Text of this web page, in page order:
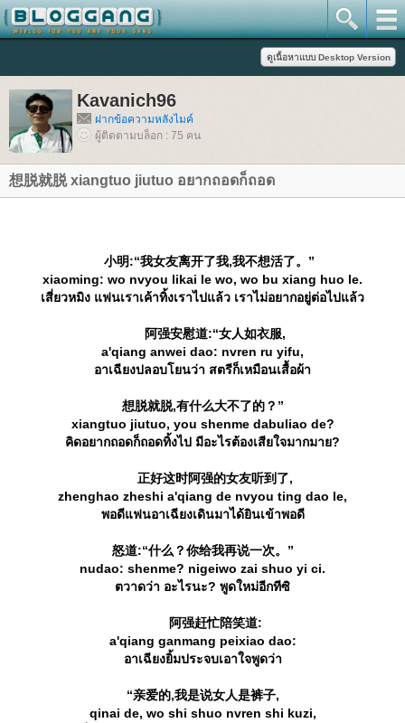
Kavanich96
ฝากข้อความหลังไมค์
ผู้ติดตามบล็อก : 75 คน
想脱就脱 xiangtuo jiutuo อยากถอดก็ถอด
小明:“我女友离开了我,我不想活了。”
xiaoming: wo nvyou likai le wo, wo bu xiang huo le.
เสี่ยวหมิง แฟนเราเค้าทิ้งเราไปแล้ว เราไม่อยากอยู่ต่อไปแล้ว
阿强安慰道:“女人如衣服,
a'qiang anwei dao: nvren ru yifu,
อาเฉียงปลอบโยนว่า สตรีก็เหมือนเสื้อผ้า
想脱就脱,有什么大不了的？”
xiangtuo jiutuo, you shenme dabuliao de?
คิดอยากถอดก็ถอดทิ้งไป มีอะไรต้องเสียใจมากมาย?
正好这时阿强的女友听到了,
zhenghao zheshi a'qiang de nvyou ting dao le,
พอดีแฟนอาเฉียงเดินมาได้ยินเข้าพอดี
怒道:“什么？你给我再说一次。”
nudao: shenme? nigeiwo zai shuo yi ci.
ตวาดว่า อะไรนะ? พูดใหม่อีกทีซิ
阿强赶忙陪笑道:
a'qiang ganmang peixiao dao:
อาเฉียงยิ้มประจบเอาใจพูดว่า
“亲爱的,我是说女人是裤子,
qinai de, wo shi shuo nvren shi kuzi,